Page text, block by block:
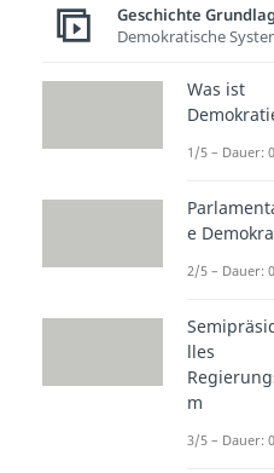
und
Als
François
Wort
von
oder
zu
und so die
prägten.
Duden
Geschichte
Demokratische
Was ist
1/5 – Dauer:
e
2/5 – Dauer:
lles
m
3/5 – Dauer: